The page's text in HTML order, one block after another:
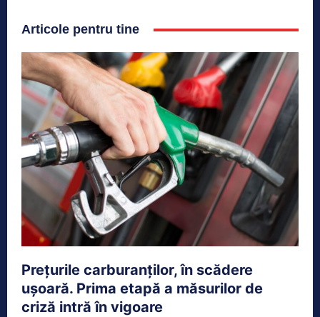
Articole pentru tine
Prețurile carburanților, în scădere
ușoară. Prima etapă a măsurilor de
criză intră în vigoare